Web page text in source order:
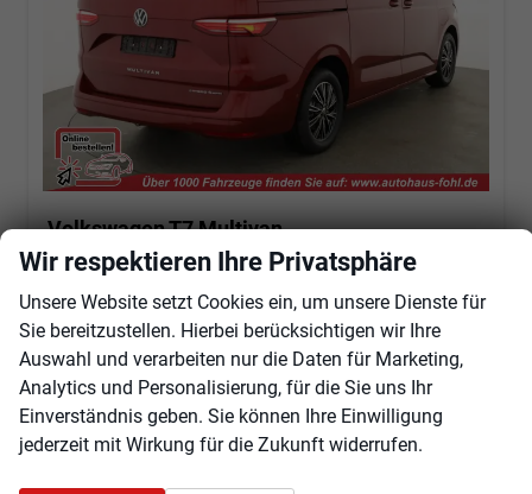
Volkswagen T7 Multivan
sofort lieferbar Fahrzeug mit Tageszulassung
101893
Automatik
Hybrid Benzin
Fortanarot Metallic
180 kW (245 PS)
10 km
01.02.2026
70.655,– €
Wir respektieren Ihre Privatsphäre
Unsere Website setzt Cookies ein, um unsere Dienste für
Sie bereitzustellen. Hierbei berücksichtigen wir Ihre
Auswahl und verarbeiten nur die Daten für Marketing,
Analytics und Personalisierung, für die Sie uns Ihr
Einverständnis geben. Sie können Ihre Einwilligung
jederzeit mit Wirkung für die Zukunft widerrufen.